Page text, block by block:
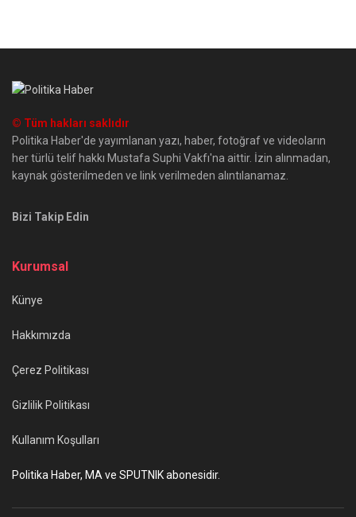
© Tüm hakları saklıdır
Politika Haber'de yayımlanan yazı, haber, fotoğraf ve videoların
her türlü telif hakkı Mustafa Suphi Vakfı'na aittir. İzin alınmadan,
kaynak gösterilmeden ve link verilmeden alıntılanamaz.
Bizi Takip Edin
Kurumsal
Künye
Hakkımızda
Çerez Politikası
Gizlilik Politikası
Kullanım Koşulları
Politika Haber, MA ve SPUTNIK abonesidir.